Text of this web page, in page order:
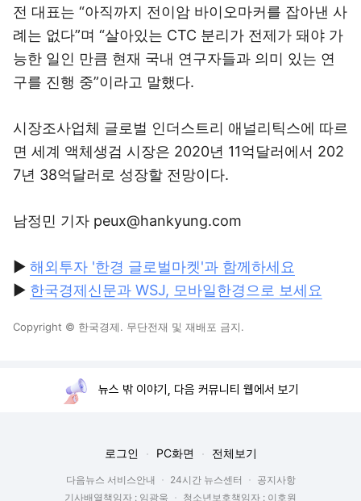
전 대표는 “아직까지 전이암 바이오마커를 잡아낸 사
례는 없다”며 “살아있는 CTC 분리가 전제가 돼야 가
능한 일인 만큼 현재 국내 연구자들과 의미 있는 연
구를 진행 중”이라고 말했다.
시장조사업체 글로벌 인더스트리 애널리틱스에 따르
면 세계 액체생검 시장은 2020년 11억달러에서 202
7년 38억달러로 성장할 전망이다.
남정민 기자 peux@hankyung.com
▶ 해외투자 '한경 글로벌마켓'과 함께하세요
▶ 한국경제신문과 WSJ, 모바일한경으로 보세요
Copyright © 한국경제. 무단전재 및 재배포 금지.
뉴스 밖 이야기, 다음 커뮤니티 웹에서 보기
로그인 PC화면 전체보기
다음뉴스 서비스안내 24시간 뉴스센터
공지사항
기사배열책임자 : 임광욱
청소년보호책임자 : 이호원